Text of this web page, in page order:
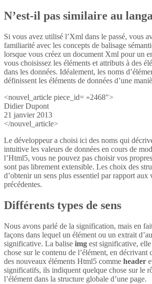
N’est-il pas similaire au
Si vous avez utilisé l’Xml dans le passé, vous
familiarité avec les concepts de balisage
lorsque vous créez un document Xml pour un
vous choisissez les éléments et attributs à des
dans les données. Idéalement, les noms
définissent les éléments de données d’une
<nouvel_article piece_id= »2468″>
Didier Dupont
21 janvier 2013
</nouvel_article>
Le développeur a choisi ici des noms qui
intuitive les valeurs de données en cours de
l’Html5, vous ne pouvez pas choisir vos
sont pas librement extensible. Les choix des
d’obtenir un sens plus essentiel par rapport aux
précédentes.
Différents types de sens
Nous avons parlé de la signification, mais en
façons dans lequel un élément ou un extrait
significative. La balise img est significative,
chose sur le contenu de l’élément, en décrivant
des nouveaux éléments Html5 comme header
significatifs, ils indiquent quelque chose sur le
l’élément dans la structure globale d’une page.